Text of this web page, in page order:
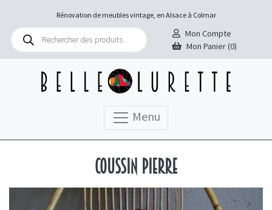
Rénovation de meubles vintage, en Alsace à Colmar
Recherche
produits
Mon Compte
Mon Panier (0)
Menu
Coussin Pierre